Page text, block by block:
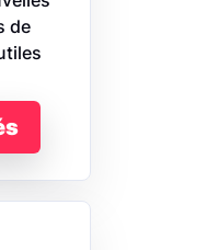
de